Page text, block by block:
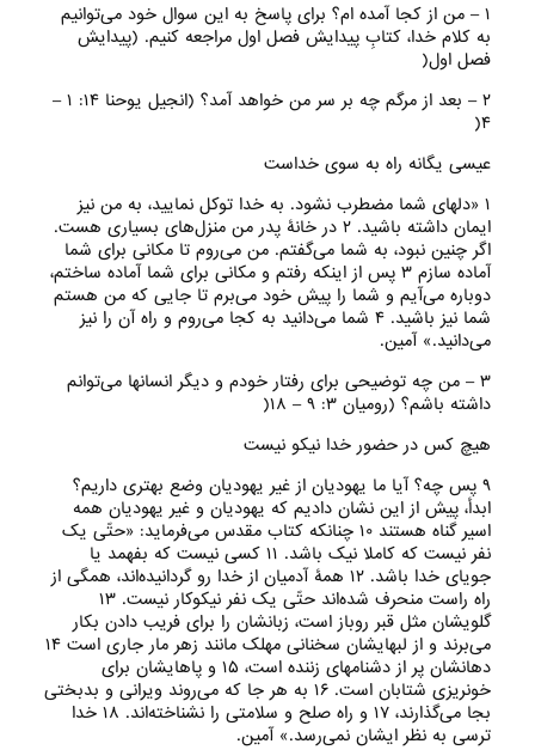
۱ – من از کجا آمده ام؟ برای پاسخ به این سوال خود می‌‌توانیم
به کلام خدا، کتابِ پیدایش فصل اول مراجعه کنیم. (پیدایش
فصل اول(
۲ – بعد از مرگم چه بر سر من خواهد آمد؟ (انجیل یوحنا ۱۴: ۱ –
۴(
عیسی یگانه راه به سوی خداست
۱ «دلهای شما مضطرب نشود‌. به خدا توکل نمایید، به من نیز
ایمان داشته باشید‌. ۲ در خانۀ پدر من منزل‌های بسیاری هست‌.
اگر چنین نبود، به شما می‌گفتم‌. من می‌روم تا مکانی برای شما
آماده سازم ۳ پس از اینکه رفتم و مکانی برای شما آماده ساختم،
دوباره می‌آیم و شما را پیش خود می‌برم تا جایی که من هستم
شما نیز باشید‌. ۴ شما می‌دانید به کجا می‌روم و راه آن را نیز
می‌دانید‌‌.» آمین‌.
۳ – من چه توضیحی برای رفتار خودم و دیگر انسانها می‌‌توانم
داشته باشم؟ (رومیان ۳: ۹ – ۱۸(
هیچ کس در حضور خدا نیکو نیست
۹ پس چه؟ آیا ما یهودیان از غیر یهودیان وضع بهتری داریم؟
ابدأ، پیش از این نشان دادیم که یهودیان و غیر یهودیان همه
اسیر گناه هستند ۱۰ چنانکه کتاب مقدس می‌فرماید: «حتّی یک
نفر نیست که کاملا نیک باشد‌. ۱۱ کسی نیست که بفهمد یا
جویای خدا باشد‌. ۱۲ همۀ آدمیان از خدا رو گردانیده‌اند، همگی از
راه راست منحرف شده‌اند حتّی یک نفر نیکوکار نیست‌. ۱۳
گلویشان مثل قبر روباز است، زبانشان را برای فریب دادن بکار
می‌برند و از لبهایشان سخنانی مهلک مانند زهر مار جاری است ۱۴
دهانشان پر از دشنامهای زننده است، ۱۵ و پاهایشان برای
خونریزی شتابان است‌. ۱۶ به هر جا که می‌روند ویرانی و بدبختی
بجا می‌گذارند، ۱۷ و راه صلح و سلامتی را نشناخته‌اند‌. ۱۸ خدا
ترسی به نظر ایشان نمی‌رسد‌‌.» آمین‌.